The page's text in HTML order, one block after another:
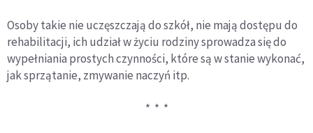
Osoby takie nie uczęszczają do szkół, nie mają dostępu do
rehabilitacji, ich udział w życiu rodziny sprowadza się do
wypełniania prostych czynności, które są w stanie wykonać,
jak sprzątanie, zmywanie naczyń itp.
* * *